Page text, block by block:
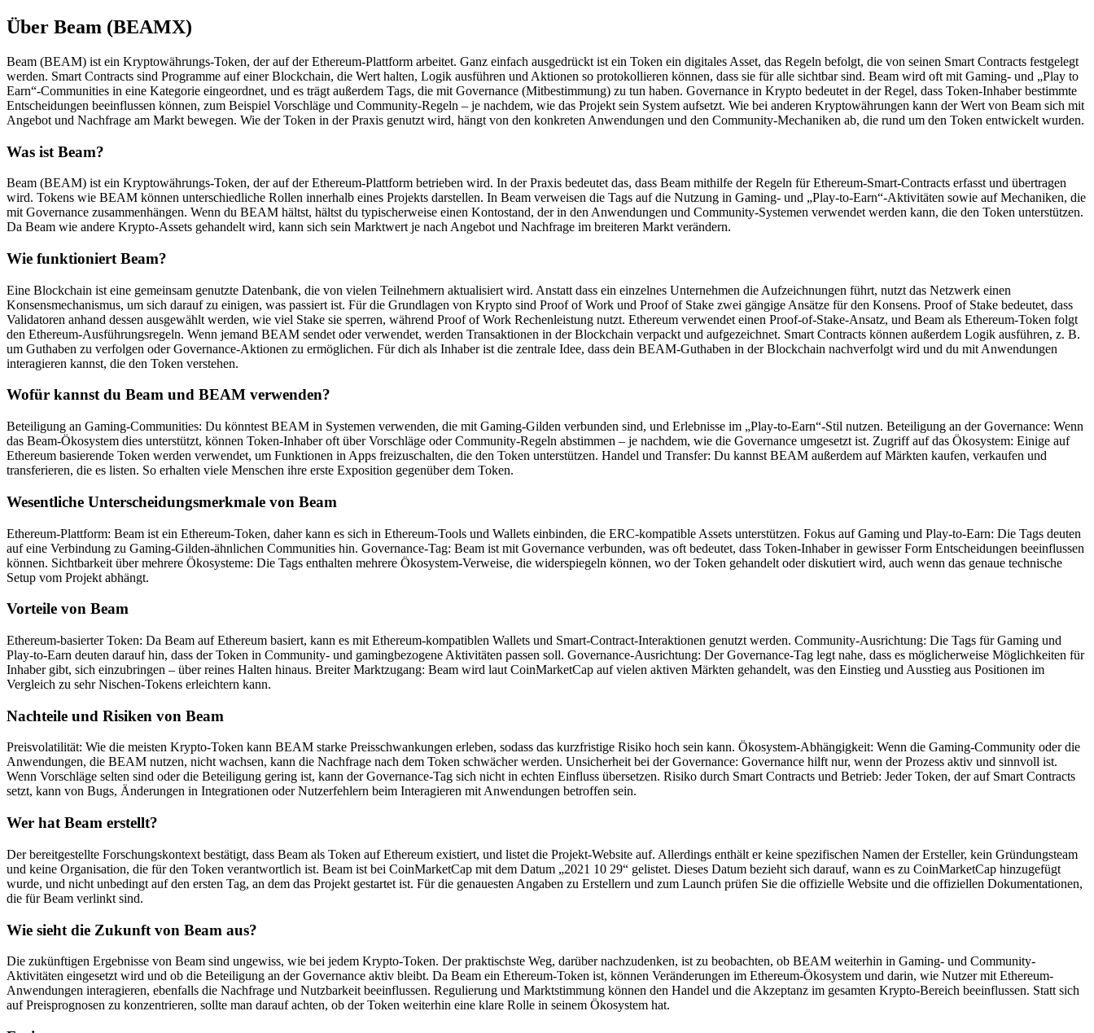
Über Beam (BEAMX)
Beam (BEAM) ist ein Kryptowährungs-Token, der auf der Ethereum-Plattform arbeitet. Ganz einfach ausgedrückt ist ein Token ein digitales Asset, das Regeln befolgt, die von seinen Smart Contracts festgelegt
werden. Smart Contracts sind Programme auf einer Blockchain, die Wert halten, Logik ausführen und Aktionen so protokollieren können, dass sie für alle sichtbar sind. Beam wird oft mit Gaming- und „Play to
Earn“-Communities in eine Kategorie eingeordnet, und es trägt außerdem Tags, die mit Governance (Mitbestimmung) zu tun haben. Governance in Krypto bedeutet in der Regel, dass Token-Inhaber bestimmte
Entscheidungen beeinflussen können, zum Beispiel Vorschläge und Community-Regeln – je nachdem, wie das Projekt sein System aufsetzt. Wie bei anderen Kryptowährungen kann der Wert von Beam sich mit
Angebot und Nachfrage am Markt bewegen. Wie der Token in der Praxis genutzt wird, hängt von den konkreten Anwendungen und den Community-Mechaniken ab, die rund um den Token entwickelt wurden.
Was ist Beam?
Beam (BEAM) ist ein Kryptowährungs-Token, der auf der Ethereum-Plattform betrieben wird. In der Praxis bedeutet das, dass Beam mithilfe der Regeln für Ethereum-Smart-Contracts erfasst und übertragen
wird. Tokens wie BEAM können unterschiedliche Rollen innerhalb eines Projekts darstellen. In Beam verweisen die Tags auf die Nutzung in Gaming- und „Play-to-Earn“-Aktivitäten sowie auf Mechaniken, die
mit Governance zusammenhängen. Wenn du BEAM hältst, hältst du typischerweise einen Kontostand, der in den Anwendungen und Community-Systemen verwendet werden kann, die den Token unterstützen.
Da Beam wie andere Krypto-Assets gehandelt wird, kann sich sein Marktwert je nach Angebot und Nachfrage im breiteren Markt verändern.
Wie funktioniert Beam?
Eine Blockchain ist eine gemeinsam genutzte Datenbank, die von vielen Teilnehmern aktualisiert wird. Anstatt dass ein einzelnes Unternehmen die Aufzeichnungen führt, nutzt das Netzwerk einen
Konsensmechanismus, um sich darauf zu einigen, was passiert ist. Für die Grundlagen von Krypto sind Proof of Work und Proof of Stake zwei gängige Ansätze für den Konsens. Proof of Stake bedeutet, dass
Validatoren anhand dessen ausgewählt werden, wie viel Stake sie sperren, während Proof of Work Rechenleistung nutzt. Ethereum verwendet einen Proof-of-Stake-Ansatz, und Beam als Ethereum-Token folgt
den Ethereum-Ausführungsregeln. Wenn jemand BEAM sendet oder verwendet, werden Transaktionen in der Blockchain verpackt und aufgezeichnet. Smart Contracts können außerdem Logik ausführen, z. B.
um Guthaben zu verfolgen oder Governance-Aktionen zu ermöglichen. Für dich als Inhaber ist die zentrale Idee, dass dein BEAM-Guthaben in der Blockchain nachverfolgt wird und du mit Anwendungen
interagieren kannst, die den Token verstehen.
Wofür kannst du Beam und BEAM verwenden?
Beteiligung an Gaming-Communities: Du könntest BEAM in Systemen verwenden, die mit Gaming-Gilden verbunden sind, und Erlebnisse im „Play-to-Earn“-Stil nutzen. Beteiligung an der Governance: Wenn
das Beam-Ökosystem dies unterstützt, können Token-Inhaber oft über Vorschläge oder Community-Regeln abstimmen – je nachdem, wie die Governance umgesetzt ist. Zugriff auf das Ökosystem: Einige auf
Ethereum basierende Token werden verwendet, um Funktionen in Apps freizuschalten, die den Token unterstützen. Handel und Transfer: Du kannst BEAM außerdem auf Märkten kaufen, verkaufen und
transferieren, die es listen. So erhalten viele Menschen ihre erste Exposition gegenüber dem Token.
Wesentliche Unterscheidungsmerkmale von Beam
Ethereum-Plattform: Beam ist ein Ethereum-Token, daher kann es sich in Ethereum-Tools und Wallets einbinden, die ERC-kompatible Assets unterstützen. Fokus auf Gaming und Play-to-Earn: Die Tags deuten
auf eine Verbindung zu Gaming-Gilden-ähnlichen Communities hin. Governance-Tag: Beam ist mit Governance verbunden, was oft bedeutet, dass Token-Inhaber in gewisser Form Entscheidungen beeinflussen
können. Sichtbarkeit über mehrere Ökosysteme: Die Tags enthalten mehrere Ökosystem-Verweise, die widerspiegeln können, wo der Token gehandelt oder diskutiert wird, auch wenn das genaue technische
Setup vom Projekt abhängt.
Vorteile von Beam
Ethereum-basierter Token: Da Beam auf Ethereum basiert, kann es mit Ethereum-kompatiblen Wallets und Smart-Contract-Interaktionen genutzt werden. Community-Ausrichtung: Die Tags für Gaming und
Play-to-Earn deuten darauf hin, dass der Token in Community- und gamingbezogene Aktivitäten passen soll. Governance-Ausrichtung: Der Governance-Tag legt nahe, dass es möglicherweise Möglichkeiten für
Inhaber gibt, sich einzubringen – über reines Halten hinaus. Breiter Marktzugang: Beam wird laut CoinMarketCap auf vielen aktiven Märkten gehandelt, was den Einstieg und Ausstieg aus Positionen im
Vergleich zu sehr Nischen-Tokens erleichtern kann.
Nachteile und Risiken von Beam
Preisvolatilität: Wie die meisten Krypto-Token kann BEAM starke Preisschwankungen erleben, sodass das kurzfristige Risiko hoch sein kann. Ökosystem-Abhängigkeit: Wenn die Gaming-Community oder die
Anwendungen, die BEAM nutzen, nicht wachsen, kann die Nachfrage nach dem Token schwächer werden. Unsicherheit bei der Governance: Governance hilft nur, wenn der Prozess aktiv und sinnvoll ist.
Wenn Vorschläge selten sind oder die Beteiligung gering ist, kann der Governance-Tag sich nicht in echten Einfluss übersetzen. Risiko durch Smart Contracts und Betrieb: Jeder Token, der auf Smart Contracts
setzt, kann von Bugs, Änderungen in Integrationen oder Nutzerfehlern beim Interagieren mit Anwendungen betroffen sein.
Wer hat Beam erstellt?
Der bereitgestellte Forschungskontext bestätigt, dass Beam als Token auf Ethereum existiert, und listet die Projekt-Website auf. Allerdings enthält er keine spezifischen Namen der Ersteller, kein Gründungsteam
und keine Organisation, die für den Token verantwortlich ist. Beam ist bei CoinMarketCap mit dem Datum „2021 10 29“ gelistet. Dieses Datum bezieht sich darauf, wann es zu CoinMarketCap hinzugefügt
wurde, und nicht unbedingt auf den ersten Tag, an dem das Projekt gestartet ist. Für die genauesten Angaben zu Erstellern und zum Launch prüfen Sie die offizielle Website und die offiziellen Dokumentationen,
die für Beam verlinkt sind.
Wie sieht die Zukunft von Beam aus?
Die zukünftigen Ergebnisse von Beam sind ungewiss, wie bei jedem Krypto-Token. Der praktischste Weg, darüber nachzudenken, ist zu beobachten, ob BEAM weiterhin in Gaming- und Community-
Aktivitäten eingesetzt wird und ob die Beteiligung an der Governance aktiv bleibt. Da Beam ein Ethereum-Token ist, können Veränderungen im Ethereum-Ökosystem und darin, wie Nutzer mit Ethereum-
Anwendungen interagieren, ebenfalls die Nachfrage und Nutzbarkeit beeinflussen. Regulierung und Marktstimmung können den Handel und die Akzeptanz im gesamten Krypto-Bereich beeinflussen. Statt sich
auf Preisprognosen zu konzentrieren, sollte man darauf achten, ob der Token weiterhin eine klare Rolle in seinem Ökosystem hat.